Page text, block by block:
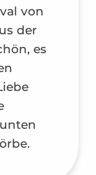
von
der
es